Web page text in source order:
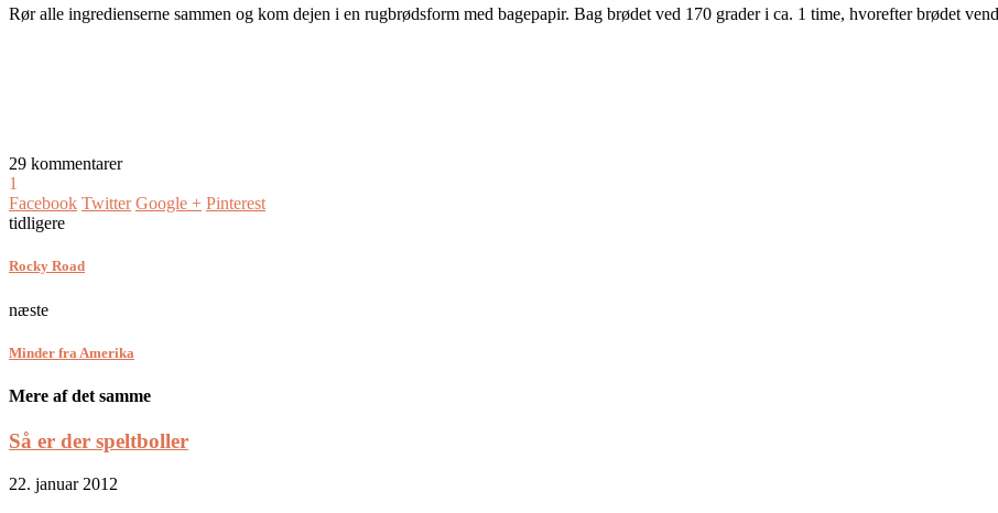
Rør alle ingredienserne sammen og kom dejen i en rugbrødsform med bagepapir. Bag brødet ved 170 grader i ca. 1 time, hvorefter brødet
29 kommentarer
1
Facebook Twitter Google + Pinterest
tidligere
Rocky Road
næste
Minder fra Amerika
Mere af det samme
Så er der speltboller
22. januar 2012